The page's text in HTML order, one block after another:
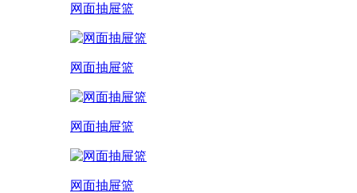
网面抽屉篮
网面抽屉篮
网面抽屉篮
网面抽屉篮